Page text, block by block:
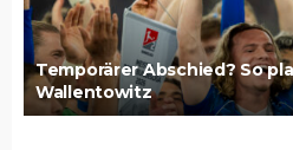
Temporärer Abschied? So
Wallentowitz